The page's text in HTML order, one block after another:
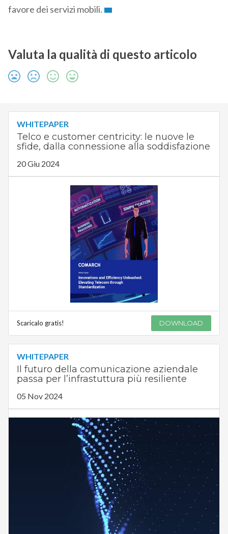
favore dei servizi mobili.
Valuta la qualità di questo articolo
WHITEPAPER
Telco e customer centricity: le nuove le
sfide, dalla connessione alla soddisfazione
20 Giu 2024
Scaricalo gratis! DOWNLOAD
WHITEPAPER
Il futuro della comunicazione aziendale
passa per l’infrastuttura più resiliente
05 Nov 2024